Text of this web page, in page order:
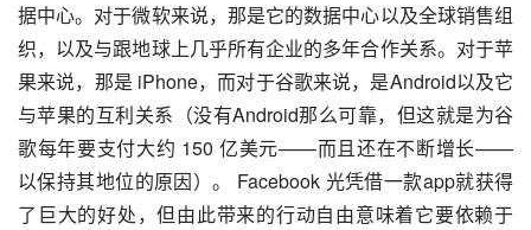
据中心。对于微软来说，那是它的数据中心以及全球销售组
织，以及与跟地球上几乎所有企业的多年合作关系。对于苹
果来说，那是 iPhone，而对于谷歌来说，是Android以及它
与苹果的互利关系（没有Android那么可靠，但这就是为谷
歌每年要支付大约 150 亿美元——而且还在不断增长——
以保持其地位的原因）。 Facebook 光凭借一款app就获得
了巨大的好处，但由此带来的行动自由意味着它要依赖于